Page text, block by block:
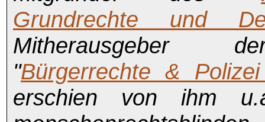
Grundrechte und
Mitherausgeber
"Bürgerrechte &
erschien von ihm